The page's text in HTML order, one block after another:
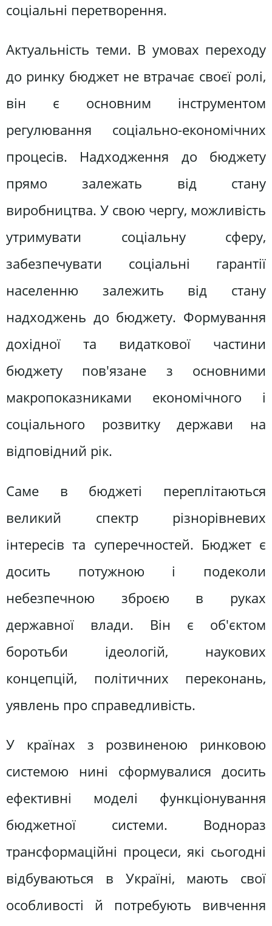
соціальні перетворення.
Актуальність теми. В умовах переходу
до ринку бюджет не втрачає своєї ролі,
він є основним інструментом
регулювання соціально-економічних
процесів. Надходження до бюджету
прямо залежать від стану
виробництва. У свою чергу, можливість
утримувати соціальну сферу,
забезпечувати соціальні гарантії
населенню залежить від стану
надходжень до бюджету. Формування
дохідної та видаткової частини
бюджету пов'язане з основними
макропоказниками економічного і
соціального розвитку держави на
відповідний рік.
Саме в бюджеті переплітаються
великий спектр різнорівневих
інтересів та суперечностей. Бюджет є
досить потужною і подеколи
небезпечною зброєю в руках
державної влади. Він є об'єктом
боротьби ідеологій, наукових
концепцій, політичних переконань,
уявлень про справедливість.
У країнах з розвиненою ринковою
системою нині сформувалися досить
ефективні моделі функціонування
бюджетної системи. Воднораз
трансформаційні процеси, які сьогодні
відбуваються в Україні, мають свої
особливості й потребують вивчення